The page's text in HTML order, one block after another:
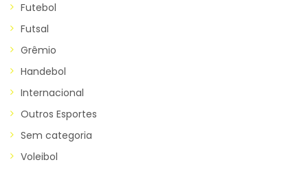
Futebol
Futsal
Grêmio
Handebol
Internacional
Outros Esportes
Sem categoria
Voleibol